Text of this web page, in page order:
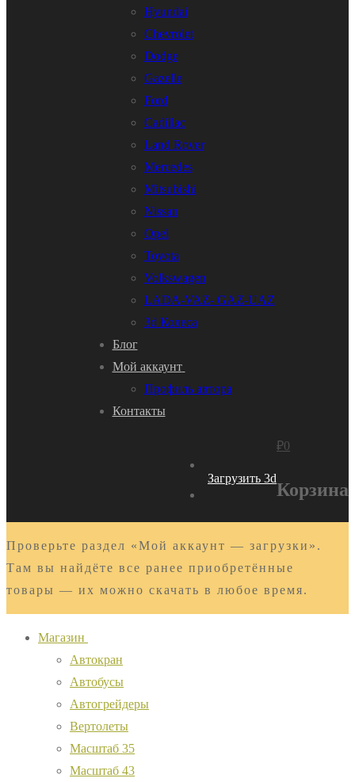
Hyundai
Chevrolet
Dodge
Gazelle
Ford
Cadillac
Land Rover
Mercedes
Mitsubishi
Nissan
Opel
Toyota
Volkswagen
LADA-VAZ- GAZ-UAZ
3d Колеса
Блог
Мой аккаунт
Профиль автора
Контакты
Загрузить 3d
₽0
Корзина
Проверьте раздел «Мой аккаунт — загрузки».
Там вы найдёте все ранее приобретённые
товары — их можно скачать в любое время.
Магазин
Автокран
Автобусы
Автогрейдеры
Вертолеты
Масштаб 35
Масштаб 43